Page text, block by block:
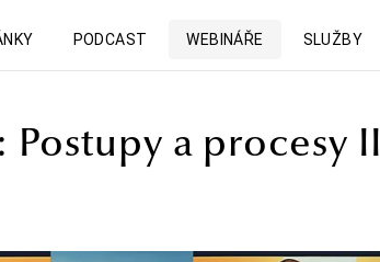
PODCAST WEBINÁŘE SLUŽBY
a procesy II